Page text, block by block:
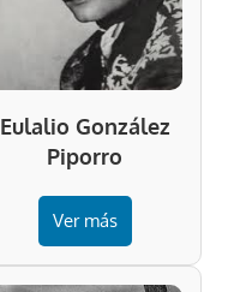
Eulalio González
Piporro
Ver más